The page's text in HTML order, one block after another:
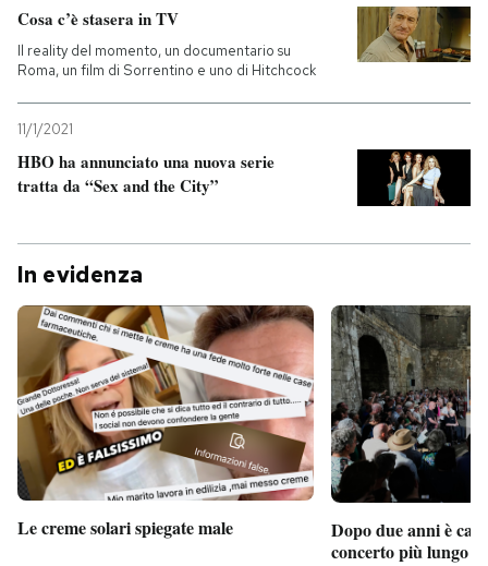
Cosa c’è stasera in TV
Il reality del momento, un documentario su
Roma, un film di Sorrentino e uno di Hitchcock
11/1/2021
HBO ha annunciato una nuova serie
tratta da “Sex and the City”
In evidenza
Le creme solari spiegate male
Dopo due anni è
concerto più lungo